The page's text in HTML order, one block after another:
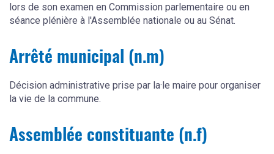
lors de son examen en Commission parlementaire ou en
séance plénière à l'Assemblée nationale ou au Sénat.
Arrêté municipal (n.m)
Décision administrative prise par la·le maire pour organiser
la vie de la commune.
Assemblée constituante (n.f)